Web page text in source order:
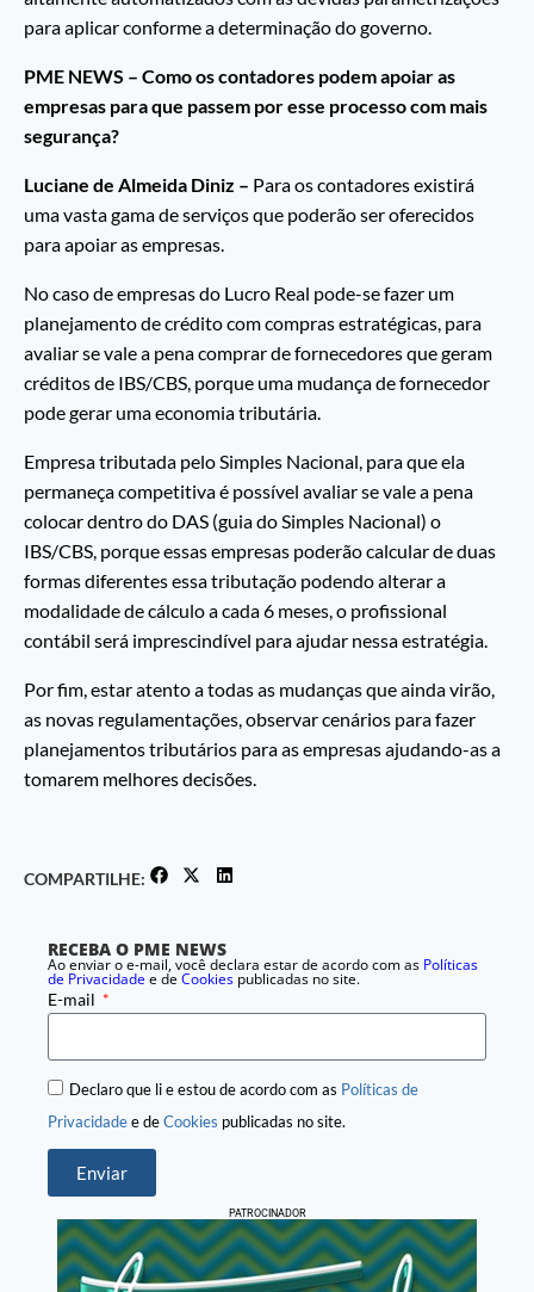
para aplicar conforme a determinação do governo.
PME NEWS – Como os contadores podem apoiar as
empresas para que passem por esse processo com mais
segurança?
Luciane de Almeida Diniz – Para os contadores existirá
uma vasta gama de serviços que poderão ser oferecidos
para apoiar as empresas.
No caso de empresas do Lucro Real pode-se fazer um
planejamento de crédito com compras estratégicas, para
avaliar se vale a pena comprar de fornecedores que geram
créditos de IBS/CBS, porque uma mudança de fornecedor
pode gerar uma economia tributária.
Empresa tributada pelo Simples Nacional, para que ela
permaneça competitiva é possível avaliar se vale a pena
colocar dentro do DAS (guia do Simples Nacional) o
IBS/CBS, porque essas empresas poderão calcular de duas
formas diferentes essa tributação podendo alterar a
modalidade de cálculo a cada 6 meses, o profissional
contábil será imprescindível para ajudar nessa estratégia.
Por fim, estar atento a todas as mudanças que ainda virão,
as novas regulamentações, observar cenários para fazer
planejamentos tributários para as empresas ajudando-as a
tomarem melhores decisões.
COMPARTILHE:
RECEBA O PME NEWS
Ao enviar o e-mail, você declara estar de acordo com as Políticas
de Privacidadee deCookies publicadas no site.
E-mail
Declaro que li e estou de acordo com as Políticas de
Privacidadee deCookies publicadas no site.
Enviar
PATROCINADOR